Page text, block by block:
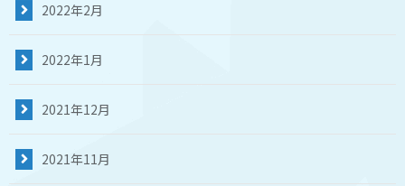
2022年2月
2022年1月
2021年12月
2021年11月